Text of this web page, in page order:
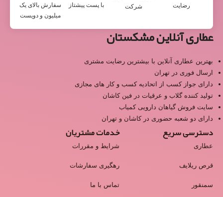
رضایت
شرکت
با پست پیشتاز
سفارش بالای یک
میلیون و دویست
عطاری آنلاین مشکستان
بهترین عطاری آنلاین با بیشترین رضایت مشتری
ارسال فوری در تهران
دارای جواز کسب از اتحادیه کسب و کار های مجازی
تولید کننده گلاب و عرقیات در فین کاشان
سایت فروش گیاهان دارویی کمیاب
دارای دو شعبه حضوری در کاشان و تهران
دسترسی سریع
عطاری
قرص ریلایف
سمنقور
خدمات مشتریان
شرایط و مقررات
رهگیری سفارشات
تماس با ما